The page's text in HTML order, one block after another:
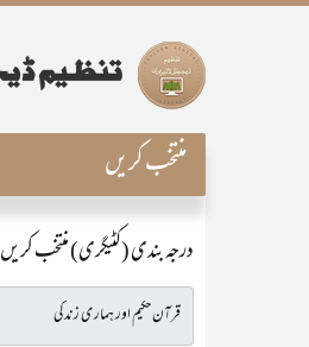
منتخب کریں
درجہ بندی (کٹیگری) منتخب کریں